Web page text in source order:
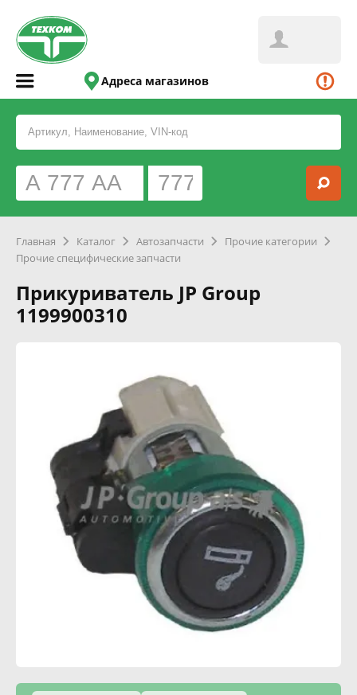
Адреса магазинов
Главная Каталог Автозапчасти
Прочие категории
Прочие специфические запчасти
Прикуриватель JP Group
1199900310